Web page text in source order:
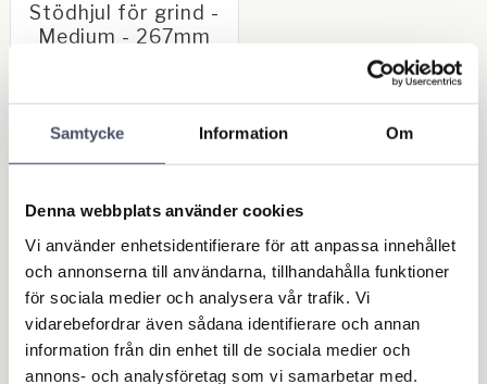
Samtycke Information Om
Denna webbplats använder cookies
Vi använder enhetsidentifierare för att anpassa innehållet
och annonserna till användarna, tillhandahålla funktioner
för sociala medier och analysera vår trafik. Vi
vidarebefordrar även sådana identifierare och annan
information från din enhet till de sociala medier och
annons- och analysföretag som vi samarbetar med.
Stödhjul för grind -
Medium - 267mm
Komplett med infästningar. Se
bild 2 för mått!
164,00KR
Add to favorites
OUTLET - REA
Maskin & Fordonstillbehör
Garage- & Fordonsutrustning